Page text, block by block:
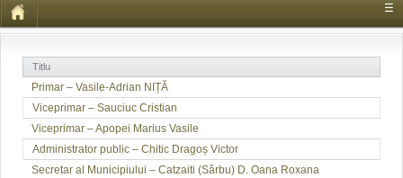
☰
Titlu
Primar – Vasile-Adrian NIȚĂ
Viceprimar – Sauciuc Cristian
Viceprimar – Apopei Marius Vasile
Administrator public – Chitic Dragoș Victor
Secretar al Municipiului – Catzaiti (Sârbu) D. Oana Roxana